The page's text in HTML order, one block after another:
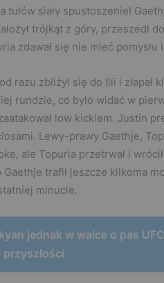
tułów siały spustoszenie!
trójkąt z góry, przeszedł
zdawał się nie mieć
razu zbliżył się do Ilii i
rundzie, co było widać w
low kickiem. Justin
Lewy-prawy Gaethje,
ale Topuria przetrwał i
Gaethje trafił jeszcze kilkoma
minucie.
jednak w walce o pas